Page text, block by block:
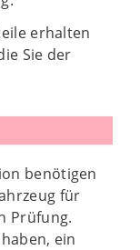
erhalten
Sie der
benötigen
für
Prüfung.
ein